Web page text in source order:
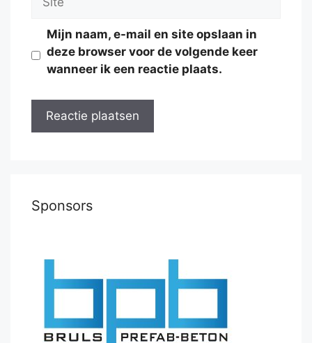
Mijn naam, e-mail en site opslaan in
deze browser voor de volgende keer
wanneer ik een reactie plaats.
Sponsors